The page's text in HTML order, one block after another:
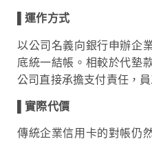
▌運作方式
以公司名義向銀行申辦企
底統一結帳。相較於代墊
公司直接承擔支付責任，
▌實際代價
傳統企業信用卡的對帳仍